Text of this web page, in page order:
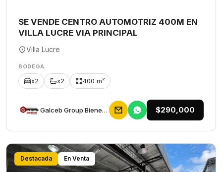
SE VENDE CENTRO AUTOMOTRIZ 400M EN
VILLA LUCRE VIA PRINCIPAL
Villa Lucre
BODEGA
x2 x2 400 m²
Galceb Group Bienes Raices $290,000
Destacada En Venta